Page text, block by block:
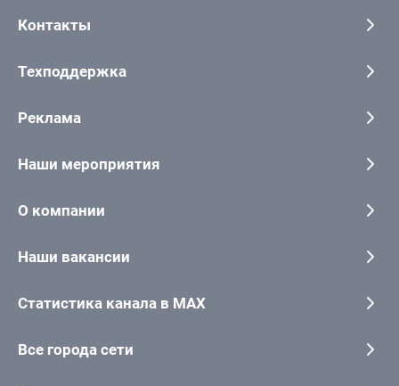
Контакты
Техподдержка
Реклама
Наши мероприятия
О компании
Наши вакансии
Статистика канала в MAX
Все города сети